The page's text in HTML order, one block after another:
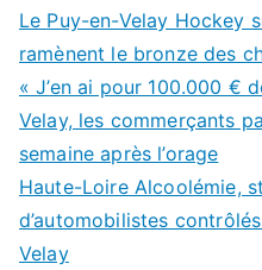
Le Puy-en-Velay Hockey
ramènent le bronze des
« J’en ai pour 100.000 €
Velay, les commerçants
semaine après l’orage
Haute-Loire Alcoolémie,
d’automobilistes
Velay